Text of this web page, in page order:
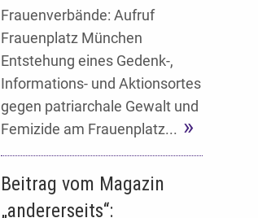
Frauenverbände: Aufruf
Frauenplatz München
Entstehung eines Gedenk-,
Informations- und Aktionsortes
gegen patriarchale Gewalt und
Femizide am Frauenplatz...
Beitrag vom Magazin
„andererseits“: